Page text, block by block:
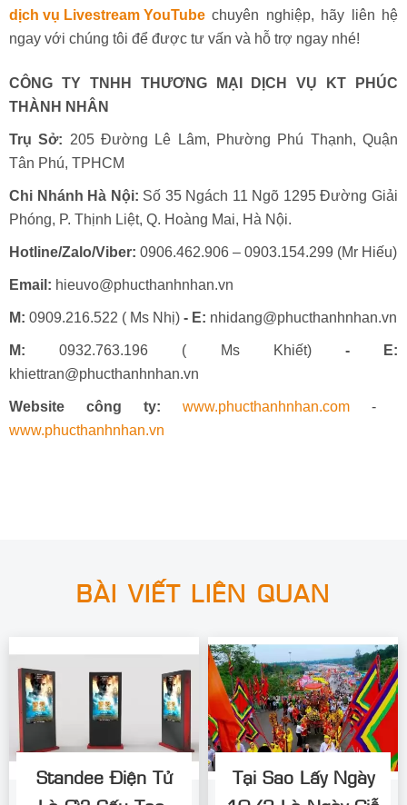
dịch vụ Livestream YouTube chuyên nghiệp, hãy liên hệ
ngay với chúng tôi để được tư vấn và hỗ trợ ngay nhé!
CÔNG TY TNHH THƯƠNG MẠI DỊCH VỤ KT PHÚC
THÀNH NHÂN
Trụ Sở: 205 Đường Lê Lâm, Phường Phú Thạnh, Quận
Tân Phú, TPHCM
Chi Nhánh Hà Nội: Số 35 Ngách 11 Ngõ 1295 Đường Giải
Phóng, P. Thịnh Liệt, Q. Hoàng Mai, Hà Nội.
Hotline/Zalo/Viber: 0906.462.906 – 0903.154.299 (Mr Hiếu)
Email: hieuvo@phucthanhnhan.vn
M: 0909.216.522 ( Ms Nhị) - E: nhidang@phucthanhnhan.vn
M: 0932.763.196 ( Ms Khiết) - E:
khiettran@phucthanhnhan.vn
Website công ty: www.phucthanhnhan.com -
www.phucthanhnhan.vn
BÀI VIẾT LIÊN QUAN
Standee Điện Tử
Tại Sao Lấy Ngày